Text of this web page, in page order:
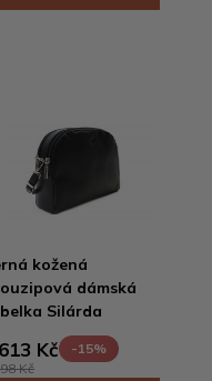
kožená
dámská
Silárda
Kč
-15%
Kč